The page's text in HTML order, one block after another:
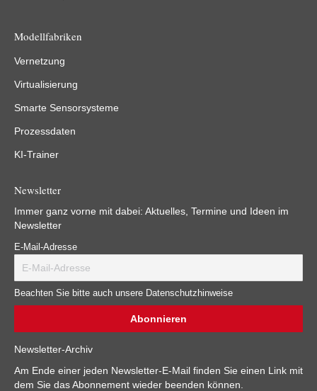
Modellfabriken
Vernetzung
Virtualisierung
Smarte Sensorsysteme
Prozessdaten
KI-Trainer
Newsletter
Immer ganz vorne mit dabei: Aktuelles, Termine und Ideen im
Newsletter
E-Mail-Adresse
Beachten Sie bitte auch unsere Datenschutzhinweise
Newsletter-Archiv
Am Ende einer jeden Newsletter-E-Mail finden Sie einen Link mit
dem Sie das Abonnement wieder beenden können.